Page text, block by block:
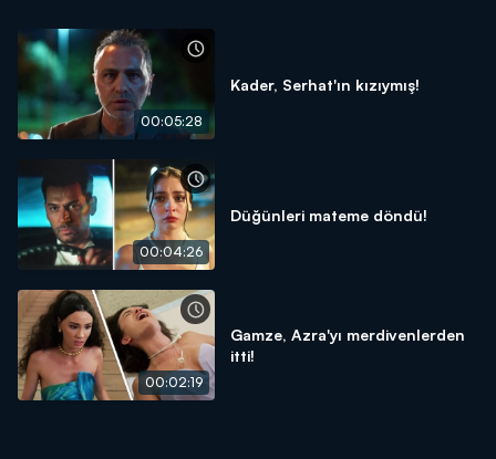
00:05:28
Kader, Serhat'ın kızıymış!
00:04:26
Düğünleri mateme döndü!
00:02:19
Gamze, Azra'yı merdivenlerden
itti!